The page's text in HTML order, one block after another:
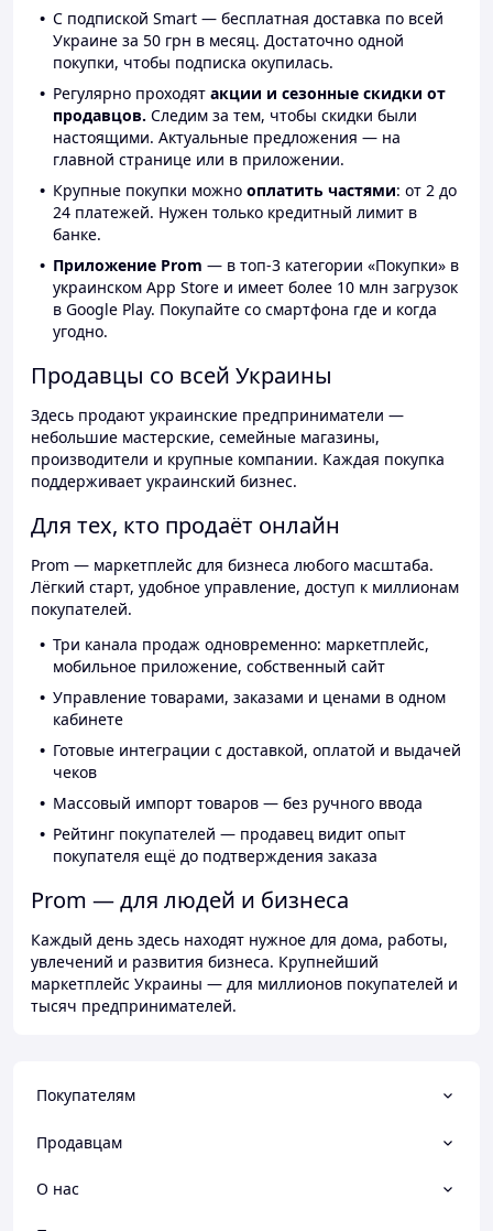
С подпиской Smart — бесплатная доставка по всей
Украине за 50 грн в месяц. Достаточно одной
покупки, чтобы подписка окупилась.
Регулярно проходят акции и сезонные скидки от
продавцов. Следим за тем, чтобы скидки были
настоящими. Актуальные предложения — на
главной странице или в приложении.
Крупные покупки можно оплатить частями: от 2 до
24 платежей. Нужен только кредитный лимит в
банке.
Приложение Prom — в топ-3 категории «Покупки» в
украинском App Store и имеет более 10 млн загрузок
в Google Play. Покупайте со смартфона где и когда
угодно.
Продавцы со всей Украины
Здесь продают украинские предприниматели —
небольшие мастерские, семейные магазины,
производители и крупные компании. Каждая покупка
поддерживает украинский бизнес.
Для тех, кто продаёт онлайн
Prom — маркетплейс для бизнеса любого масштаба.
Лёгкий старт, удобное управление, доступ к миллионам
покупателей.
Три канала продаж одновременно: маркетплейс,
мобильное приложение, собственный сайт
Управление товарами, заказами и ценами в одном
кабинете
Готовые интеграции с доставкой, оплатой и выдачей
чеков
Массовый импорт товаров — без ручного ввода
Рейтинг покупателей — продавец видит опыт
покупателя ещё до подтверждения заказа
Prom — для людей и бизнеса
Каждый день здесь находят нужное для дома, работы,
увлечений и развития бизнеса. Крупнейший
маркетплейс Украины — для миллионов покупателей и
тысяч предпринимателей.
Покупателям
Продавцам
О нас